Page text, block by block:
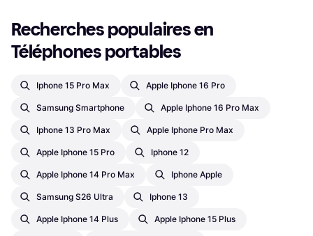
Recherches populaires en
Téléphones portables
Iphone 15 Pro Max Apple Iphone 16 Pro
Samsung Smartphone Apple Iphone 16 Pro Max
Iphone 13 Pro Max Apple Iphone Pro Max
Apple Iphone 15 Pro Iphone 12
Apple Iphone 14 Pro Max Iphone Apple
Samsung S26 Ultra Iphone 13
Apple Iphone 14 Plus Apple Iphone 15 Plus